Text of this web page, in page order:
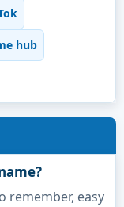
hub
remember, easy